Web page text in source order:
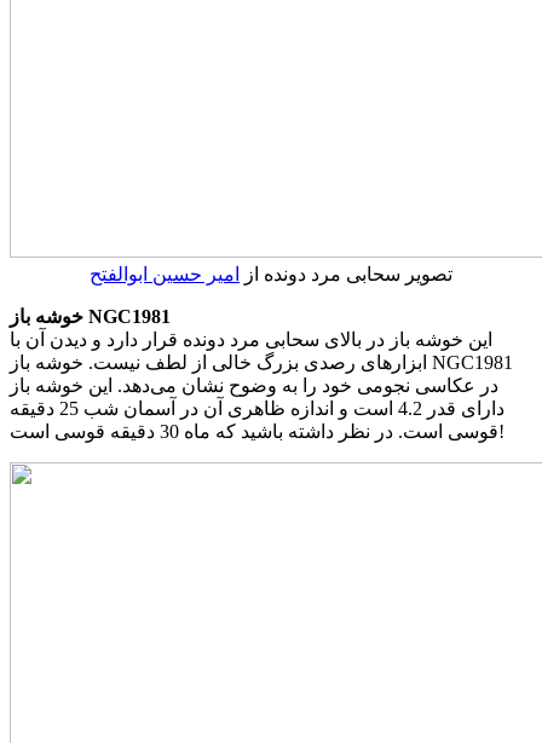
تصویر سحابی مرد دونده از امیر حسین ابوالفتح
خوشه باز NGC1981
این خوشه باز در بالای سحابی مرد دونده قرار دارد و دیدن آن با
ابزارهای رصدی بزرگ خالی از لطف نیست. خوشه باز NGC1981
در عکاسی نجومی خود را به وضوح نشان می‌دهد. این خوشه باز
دارای قدر 4.2 است و اندازه ظاهری آن در آسمان شب 25 دقیقه
قوسی است. در نظر داشته باشید که ماه 30 دقیقه قوسی است!